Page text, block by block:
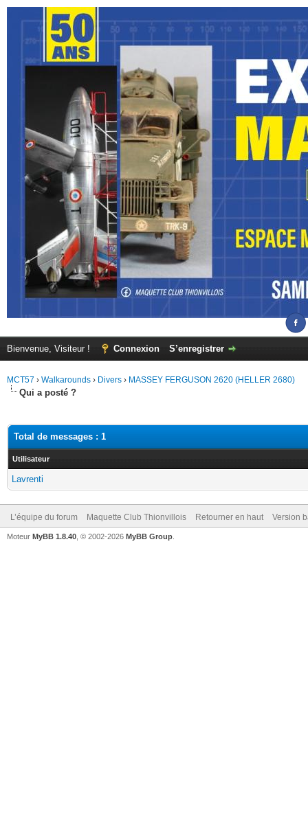
Bienvenue, Visiteur ! Connexion S’enregistrer
MCT57 › Walkarounds › Divers › MASSEY FERGUSON 2620 (HELLER 2680)
Qui a posté ?
Total de messages : 1
Utilisateur
Lavrenti
L’équipe du forum Maquette Club Thionvillois Retourner en haut Version
Moteur MyBB 1.8.40 , © 2002-2026 MyBB Group